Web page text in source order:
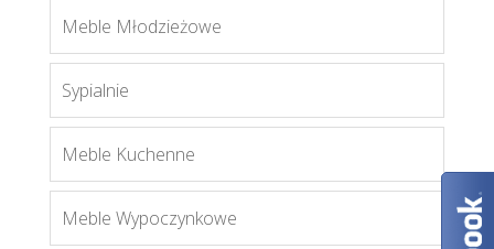
Orion OP1
Więcej
Meble Młodzieżowe
Sypialnie
Meble Kuchenne
Meble Wypoczynkowe